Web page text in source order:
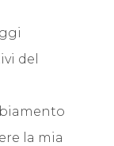
del
la mia